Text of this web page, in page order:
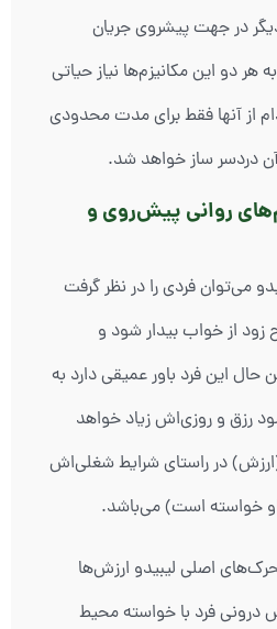
در جهت پیشروی جریان
دو این مکانیزم‌ها نیاز حیاتی
از آنها فقط برای مدت محدودی
دردسر ساز خواهد شد.
روانی پیش‌روی و
می‌توان فردی را در نظر گرفت
زود از خواب بیدار شود و
این فرد باور عمیقی دارد به
رزق و روزی‌اش زیاد خواهد
در راستای شرایط شغلی‌اش
خواسته است) می‌باشد.
اصلی لیبیدو ارزش‌ها
درونی فرد با خواسته محیط